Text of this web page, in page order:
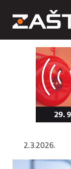
2.3.2026.